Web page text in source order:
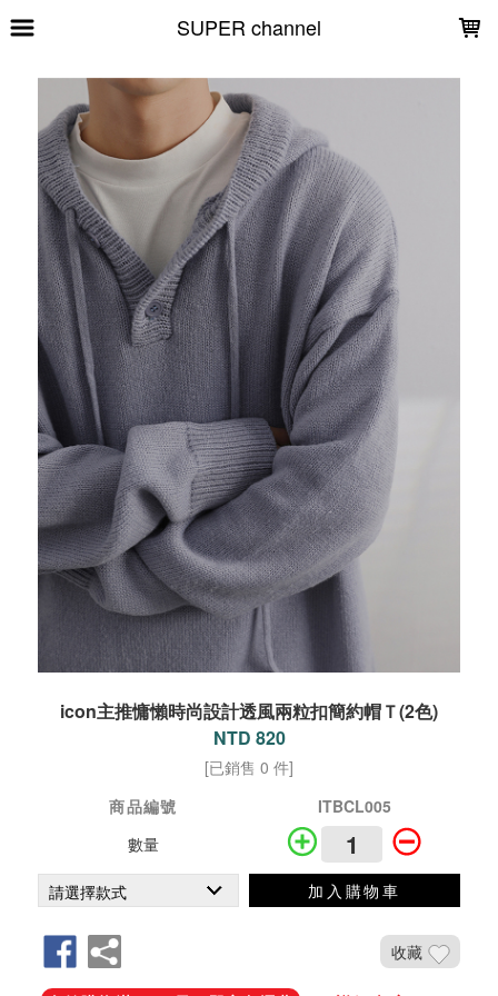
SUPER channel
icon主推慵懶時尚設計透風兩粒扣簡約帽Ｔ(2色)
NTD 820
[已銷售 0 件]
商品編號
ITBCL005
數量
加入購物車
收藏